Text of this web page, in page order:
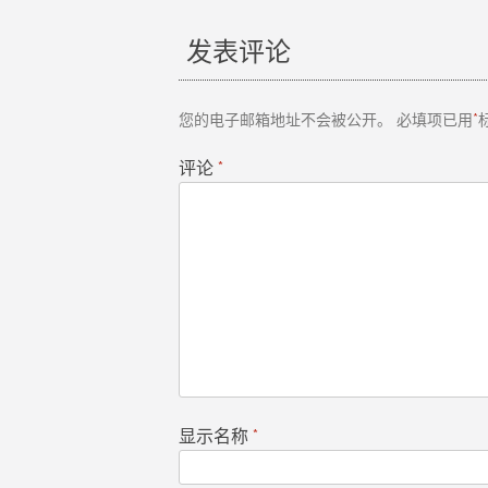
章
导
发表评论
您的电子邮箱地址不会被公开。 必填项已用*
评论 *
显示名称 *